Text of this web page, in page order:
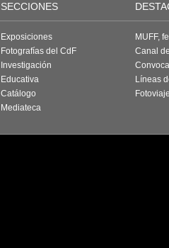
SECCIONES
Exposiciones
Fotografías del CdF
Investigación
Educativa
Catálogo
Mediateca
MUFF,
Canal
Líneas